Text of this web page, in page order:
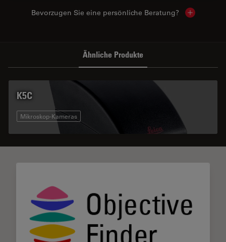
Bevorzugen Sie eine persönliche Beratung? Show
Ähnliche Produkte
K5C
Mikroskop-Kameras